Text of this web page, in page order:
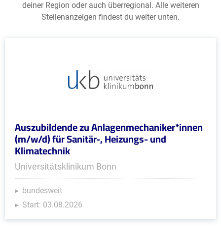
deiner Region oder auch überregional. Alle weiteren
Stellenanzeigen findest du weiter unten.
Auszubildende zu Anlagenmechaniker*innen
(m/w/d) für Sanitär-, Heizungs- und
Klimatechnik
Universitätsklinikum Bonn
bundesweit
Start: 03.08.2026